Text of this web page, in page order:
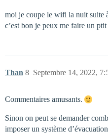
moi je coupe le wifi la nuit suite
c’est bon je peux me faire un
Than Septembre 14, 2022,
8
Commentaires amusants.
Sinon on peut se demander
imposer un système